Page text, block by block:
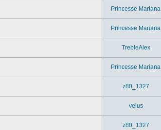
Princesse Mariana
Princesse Mariana
TrebleAlex
Princesse Mariana
z80_1327
velus
z80_1327